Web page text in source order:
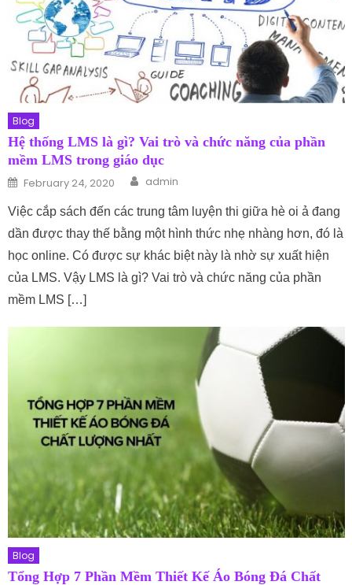
Blog
Hệ thống LMS là gì? Vai trò và chức năng của phần
mềm LMS trong giáo dục
Posted on
February 24, 2020 Author
admin
Việc cắp sách đến các trung tâm luyện thi giữa hè oi ả đang
dần được thay thế bằng một hình thức nhẹ nhàng hơn, đó là
học online. Có được sự khác biệt này là nhờ sự xuất hiện
của LMS. Vậy LMS là gì? Vai trò và chức năng của phần
mềm LMS […]
Blog
Tổng Hợp 7 Phần Mềm Thiết Kế Áo Bóng Đá Chất